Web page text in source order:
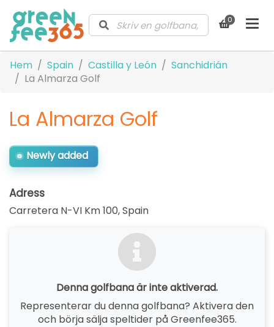
0
Hem Spain Castilla y León
Sanchidrián
La Almarza Golf
La Almarza Golf
Newly added
Adress
Carretera N-VI Km 100,Spain
Denna golfbana är inte aktiverad.
Representerar du denna golfbana? Aktivera den
och börja sälja speltider på Greenfee365.